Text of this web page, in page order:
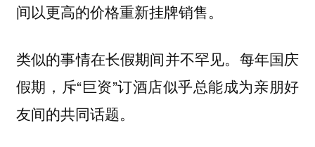
间以更高的价格重新挂牌销售。
类似的事情在长假期间并不罕见。每年国庆
假期，斥“巨资”订酒店似乎总能成为亲朋好
友间的共同话题。